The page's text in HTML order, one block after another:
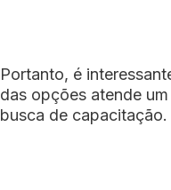
Portanto, é
das opções atende
busca de capacitação.